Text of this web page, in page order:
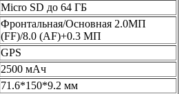
Micro SD до 64 ГБ
Фронтальная/Основная 2.0МП
(FF)/8.0 (AF)+0.3 МП
GPS
2500 мАч
71.6*150*9.2 мм